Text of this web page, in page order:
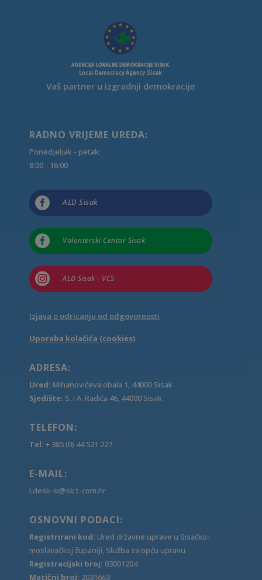
Vaš partner u izgradnji demokracije
RADNO VRIJEME UREDA:
Ponedjeljak - petak:
8:00 - 16:00
 ALD Sisak
 Volonterski Centar Sisak
 ALD Sisak - VCS
Izjava o odricanju od odgovornosti
Uporaba kolačića (cookies)
ADRESA:
Ured: Mihanovićeva obala 1, 44000 Sisak
Sjedište: S. i A. Radića 46, 44000 Sisak
TELEFON:
Tel: + 385 (0) 44 521 227
E-MAIL:
Ldesk-si@sk.t-com.hr
OSNOVNI PODACI:
Registrirani kod: Ured državne uprave u Sisačko-
moslavačkoj županiji, Služba za opću upravu
Registracijski broj: 03001204
Matični broj: 2031663